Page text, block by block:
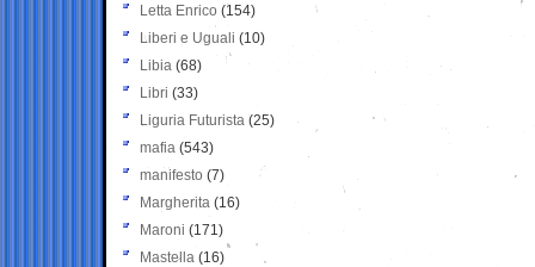
Letta Enrico (154)
Liberi e Uguali (10)
Libia (68)
Libri (33)
Liguria Futurista (25)
mafia (543)
manifesto (7)
Margherita (16)
Maroni (171)
Mastella (16)